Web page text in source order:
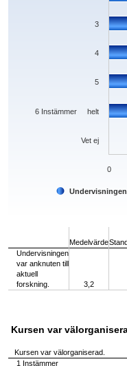
Vet ej
6 Instämmer helt
5
4
3
0
Medelvärde
Undervisningen
var anknuten till
aktuell
forskning.
3,2
Kursen var
Kursen var välorganiserad.
1 Instämmer